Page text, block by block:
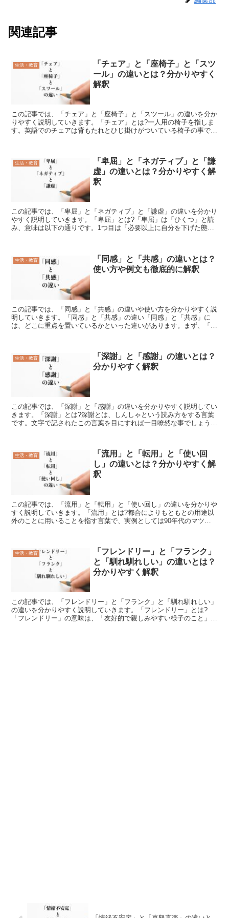
関連記事
生活・教育
「チェア」と「座椅子」と「スツ
ール」の違いとは？分かりやすく
解釈
この記事では、「チェア」と「座椅子」と「スツール」の違いを分か
りやすく説明していきます。「チェア」とは?一人用の椅子を指しま
す。英語でのチェアは背もたれとひじ掛けがついている椅子の事で
生活・教育
「卑屈」と「ネガティブ」と「謙
虚」の違いとは？分かりやすく解
釈
この記事では、「卑屈」と「ネガティブ」と「謙虚」の違いを分かり
やすく説明していきます。「卑屈」とは?「卑屈」は「ひくつ」と読
み、意味は以下の通りです。1つ目は「必要以上に自分を下げた態度
生活・教育
「同感」と「共感」の違いとは？
使い方や例文も徹底的に解釈
この記事では、「同感」と「共感」の違いや使い方を分かりやすく説
明していきます。「同感」と「共感」の違い「同感」と「共感」に
は、どこに重点を置いているかといった違いがあります。まず、「同
生活・教育
「深謝」と「感謝」の違いとは？
分かりやすく解釈
この記事では、「深謝」と「感謝」の違いを分かりやすく説明してい
きます。「深謝」とは?深謝とは、しんしゃという読み方をする言葉
です。文字で記されたこの言葉を目にすれば一目瞭然な事でしょう
生活・教育
「流用」と「転用」と「使い回
し」の違いとは？分かりやすく解
釈
この記事では、「流用」と「転用」と「使い回し」の違いを分かりや
すく説明していきます。「流用」とは?都合によりもともとの用途以
外のことに用いることを指す言葉で、実例としては90年代のマツダ
生活・教育
「フレンドリー」と「フランク」
と「馴れ馴れしい」の違いとは？
分かりやすく解釈
この記事では、「フレンドリー」と「フランク」と「馴れ馴れしい」
の違いを分かりやすく説明していきます。「フレンドリー」とは?
「フレンドリー」の意味は、「友好的で親しみやすい様子のこと」で